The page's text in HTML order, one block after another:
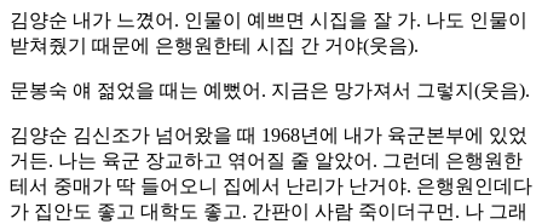
김양순 내가 느꼈어. 인물이 예쁘면 시집을 잘 가. 나도 인물이
받쳐줬기 때문에 은행원한테 시집 간 거야(웃음).
문봉숙 얘 젊었을 때는 예뻤어. 지금은 망가져서 그렇지(웃음).
김양순 김신조가 넘어왔을 때 1968년에 내가 육군본부에 있었
거든. 나는 육군 장교하고 엮어질 줄 알았어. 그런데 은행원한
테서 중매가 딱 들어오니 집에서 난리가 난거야. 은행원인데다
가 집안도 좋고 대학도 좋고. 간판이 사람 죽이더구먼. 나 그래